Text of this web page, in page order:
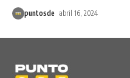
puntosde abril 16, 2024